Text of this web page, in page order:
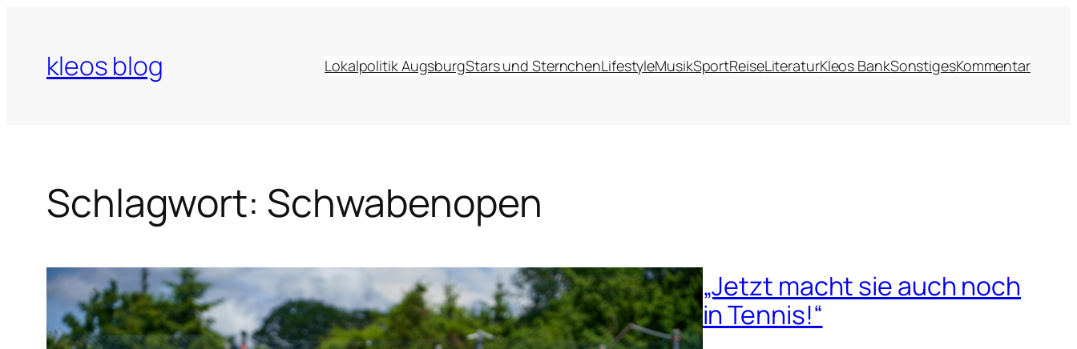
springenkleos blog Lokalpolitik AugsburgStars und SternchenLifestyleMusikSportReiseLiteraturKleos BankSonstigesKommentar
Schlagwort: Schwabenopen
„Jetzt macht sie auch noch
in Tennis!“